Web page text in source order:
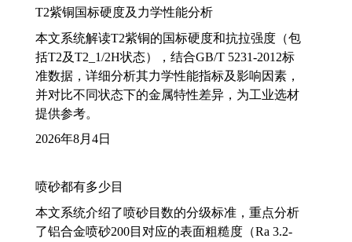
T2紫铜国标硬度及力学性能分析
本文系统解读T2紫铜的国标硬度和抗拉强度（包
括T2及T2_1/2H状态），结合GB/T 5231-2012标
准数据，详细分析其力学性能指标及影响因素，
并对比不同状态下的金属特性差异，为工业选材
提供参考。
2026年8月4日
喷砂都有多少目
本文系统介绍了喷砂目数的分级标准，重点分析
了铝合金喷砂200目对应的表面粗糙度（Ra 3.2-